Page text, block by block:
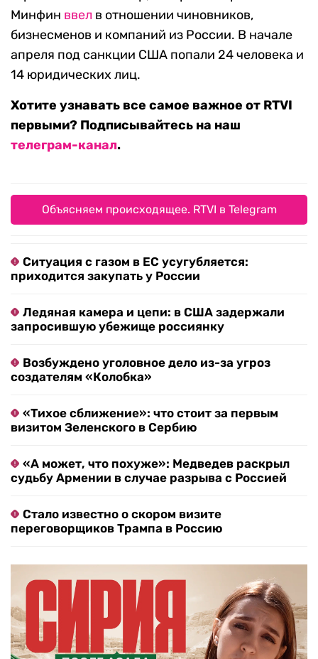
Минфин ввел в отношении чиновников,
бизнесменов и компаний из России. В начале
апреля под санкции США попали 24 человека и
14 юридических лиц.
Хотите узнавать все самое важное от RTVI
первыми? Подписывайтесь на наш
телеграм-канал.
Объясняем происходящее. RTVI в Telegram
Ситуация с газом в ЕС усугубляется:
приходится закупать у России
Ледяная камера и цепи: в США задержали
запросившую убежище россиянку
Возбуждено уголовное дело из-за угроз
создателям «Колобка»
«Тихое сближение»: что стоит за первым
визитом Зеленского в Сербию
«А может, что похуже»: Медведев раскрыл
судьбу Армении в случае разрыва с Россией
Стало известно о скором визите
переговорщиков Трампа в Россию